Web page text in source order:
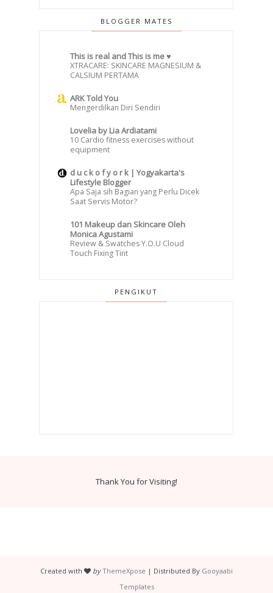
BLOGGER MATES
This is real and This is me ♥
XTRACARE: SKINCARE MAGNESIUM &
CALSIUM PERTAMA
ARK Told You
Mengerdilkan Diri Sendiri
Lovelia by Lia Ardiatami
10 Cardio fitness exercises without
equipment
d u c k o f y o r k | Yogyakarta's
Lifestyle Blogger
Apa Saja sih Bagian yang Perlu Dicek
Saat Servis Motor?
101 Makeup dan Skincare Oleh
Monica Agustami
Review & Swatches Y.O.U Cloud
Touch Fixing Tint
PENGIKUT
Thank You for Visiting!
Created with by ThemeXpose | Distributed By Gooyaabi
Templates